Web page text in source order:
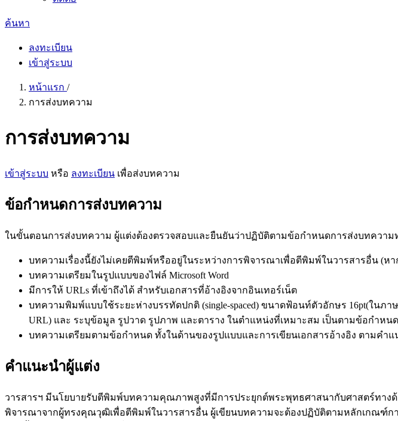
ค้นหา
ลงทะเบียน
เข้าสู่ระบบ
หน้าแรก /
การส่งบทความ
การส่งบทความ
เข้าสู่ระบบ หรือ ลงทะเบียน เพื่อส่งบทความ
ข้อกำหนดการส่งบทความ
ในขั้นตอนการส่งบทความ ผู้แต่งต้องตรวจสอบและยืนยันว่าปฏิบัติตามข้อกำหนดการส่งบทควา
บทความเรื่องนี้ยังไม่เคยตีพิมพ์หรืออยู่ในระหว่างการพิจารณาเพื่อตีพิมพ์ในวารสารอื่น (
บทความเตรียมในรูปแบบของไฟล์ Microsoft Word
มีการให้ URLs ที่เข้าถึงได้ สำหรับเอกสารที่อ้างอิงจากอินเทอร์เน็ต
บทความพิมพ์แบบใช้ระยะห่างบรรทัดปกติ (single-spaced) ขนาดฟ้อนท์ตัวอักษร 16pt(ในภ
URL) และ ระบุข้อมูล รูปวาด รูปภาพ และตาราง ในตำแหน่งที่เหมาะสม เป็นตามข้อกำหน
บทความเตรียมตามข้อกำหนด ทั้งในด้านของรูปแบบและการเขียนเอกสารอ้างอิง ตามคำแน
คำแนะนำผู้แต่ง
วารสารฯ มีนโยบายรับตีพิมพ์บทความคุณภาพสูงที่มีการประยุกต์พระพุทธศาสนากับศาสตร์ทาง
พิจารณาจากผู้ทรงคุณวุฒิเพื่อตีพิมพ์ในวารสารอื่น ผู้เขียนบทความจะต้องปฏิบัติตามหลักเกณฑ์ก